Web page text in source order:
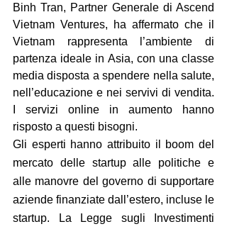
Binh Tran, Partner Generale di Ascend
Vietnam Ventures, ha affermato che il
Vietnam rappresenta l’ambiente di
partenza ideale in Asia, con una classe
media disposta a spendere nella salute,
nell’educazione e nei servivi di vendita.
I servizi online in aumento hanno
risposto a questi bisogni.
Gli esperti hanno attribuito il boom del
mercato delle startup alle politiche e
alle manovre del governo di supportare
aziende finanziate dall’estero, incluse le
startup. La Legge sugli Investimenti